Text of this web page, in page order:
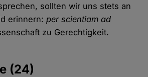
sollten wir uns stets an
erinnern:per scientiam ad
zu Gerechtigkeit.
(24)